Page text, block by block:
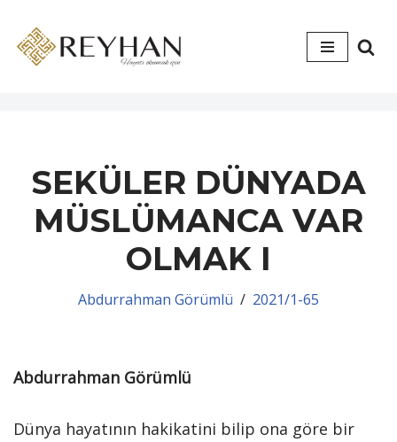
İçeriğe
SEKÜLER DÜNYADA
MÜSLÜMANCA VAR
OLMAK I
Abdurrahman Görümlü 2021/1-65
Abdurrahman Görümlü
Dünya hayatının hakikatini bilip ona göre bir